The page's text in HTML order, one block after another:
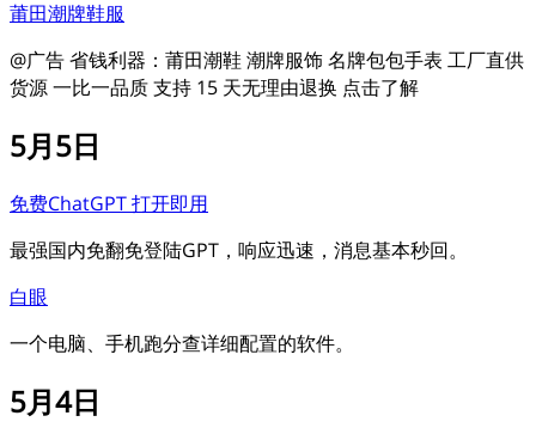
莆田潮牌鞋服
@广告 省钱利器：莆田潮鞋 潮牌服饰 名牌包包手表 工厂直供
货源 一比一品质 支持 15 天无理由退换 点击了解
5月5日
免费ChatGPT 打开即用
最强国内免翻免登陆GPT，响应迅速，消息基本秒回。
白眼
一个电脑、手机跑分查详细配置的软件。
5月4日